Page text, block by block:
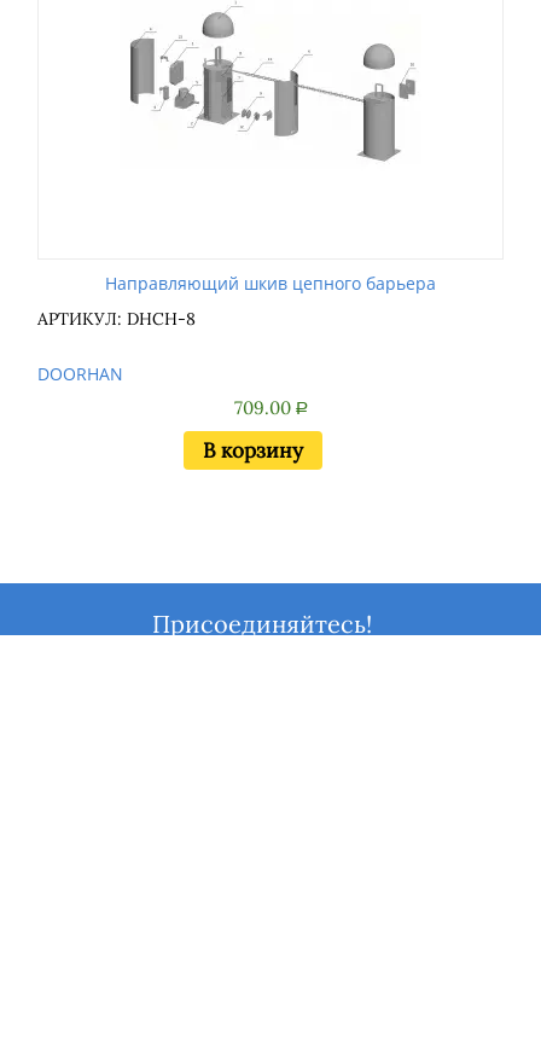
Направляющий шкив цепного барьера
АРТИКУЛ: DHCH-8
DOORHAN
709.00 Р
В корзину
Присоединяйтесь!